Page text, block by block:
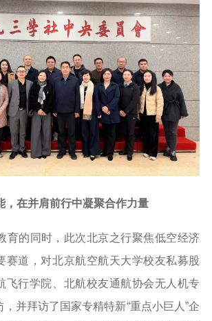
，在并肩前行中凝聚合作力量
育的同时，此次北京之行聚焦低空经济
赛道，对北京航空航天大学校友私募股
飞行学院、北航校友通航协会无人机专
并拜访了国家专精特新“重点小巨人”企